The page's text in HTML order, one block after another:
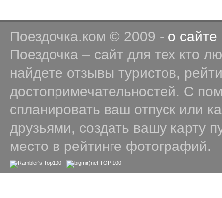
Поездочка.ком © 2009 - о сайте
Поездочка – сайт для тех кто
найдете отзывы туристов,
достопримечательностей. С
спланировать ваш отпуск или
друзьями, создать вашу карту
место в рейтинге фотографий.